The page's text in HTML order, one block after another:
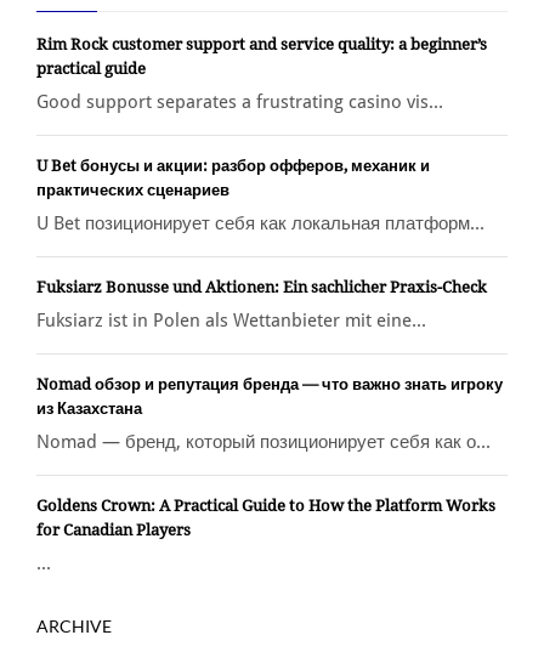
Rim Rock customer support and service quality: a beginner’s
practical guide
Good support separates a frustrating casino vis...
U Bet бонусы и акции: разбор офферов, механик и
практических сценариев
U Bet позиционирует себя как локальная платформ...
Fuksiarz Bonusse und Aktionen: Ein sachlicher Praxis-Check
Fuksiarz ist in Polen als Wettanbieter mit eine...
Nomad обзор и репутация бренда — что важно знать игроку
из Казахстана
Nomad — бренд, который позиционирует себя как о...
Goldens Crown: A Practical Guide to How the Platform Works
for Canadian Players
...
ARCHIVE